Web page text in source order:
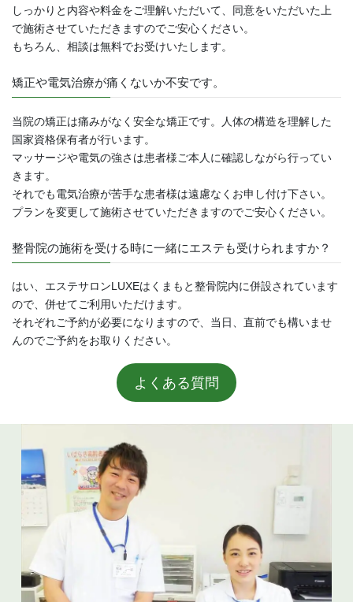
しっかりと内容や料金をご理解いただいて、同意をいただいた上
で施術させていただきますのでご安心ください。
もちろん、相談は無料でお受けいたします。
矯正や電気治療が痛くないか不安です。
当院の矯正は痛みがなく安全な矯正です。人体の構造を理解した
国家資格保有者が行います。
マッサージや電気の強さは患者様ご本人に確認しながら行ってい
きます。
それでも電気治療が苦手な患者様は遠慮なくお申し付け下さい。
プランを変更して施術させていただきますのでご安心ください。
整骨院の施術を受ける時に一緒にエステも受けられますか？
はい、エステサロンLUXEはくまもと整骨院内に併設されています
ので、併せてご利用いただけます。
それぞれご予約が必要になりますので、当日、直前でも構いませ
んのでご予約をお取りください。
よくある質問